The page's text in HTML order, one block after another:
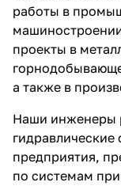
работы в
проекты в
а также в
Наши инженеры
предприятия,
по системам